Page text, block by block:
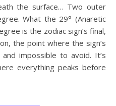
the surface… Two outer
What the 29° (Anaretic
is the zodiac sign’s final,
the point where the sign’s
impossible to avoid. It’s
everything peaks before